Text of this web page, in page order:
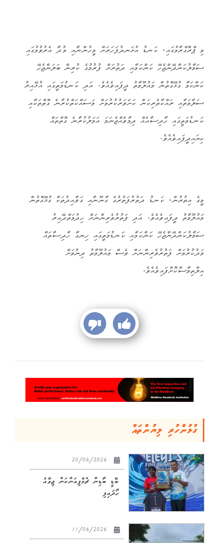
މި ޕްރޮގްރާމުގައި، ކަނޑު އުޅަނދުފަހަރަށް މީހުންނާއި މުދާ އެރުވުމުގައި
ސަމާލުކަންދޭންޖެހޭ ކަންކަމާއި ދަތުރަށް ފުރުމުގެ ކުރިން ބަލަންޖެހޭ
ކަންކަމާ ގުޅޭގޮތުން މައުލޫމާތު ދީފައިވެއެވެ. އަދި ކަނޑުމަތީގައި އުޅޭއިރު
ސަލާމަތާއި ރައްކާތެރިކަން ކަށަަވަރުކުރުމަށް މަސައްކަތްކުރާނެ ގޮތްތަކާއި
ކަނޑުމަތީގައި ހާދިސާއެއް ދިމާވެއްޖެނަމަ އަމަލުކުރާނެ ގޮތްތައް
ކިޔައިދީފައިވެއެވެ.
މީގެ އިތުރުން، ކަނޑު ދަތުރުފަތުރުގެ ގާނޫނާއި ގަވާއިދުތަކާ ގުޅޭގޮތުން
މައުލޫމާތު ދީފައިވެއެވެ. އަދި ފަތުރުވެރިންނަށް ހިދުމަތްދޭއިރު
ސަމާލުކަންދޭންޖެހޭ ކަންކަމާއި ކަނޑުމަތީގައި ހިނގާ ހާދިސާތައް
މަދުކުރުމަށް ފަތުރުވެރިންނަށް ވެސް މައުލޫމާތު ދިނުމަށް
އިލްތިމާސްކޮށްފައިވެއެވެ.
ގުޅުންހުރި ލިޔުންތައް
ބޮޑީ ބޯޑިން ޗެމްޕިއަންކަން ޖިވާއު
ހޯދައިފި